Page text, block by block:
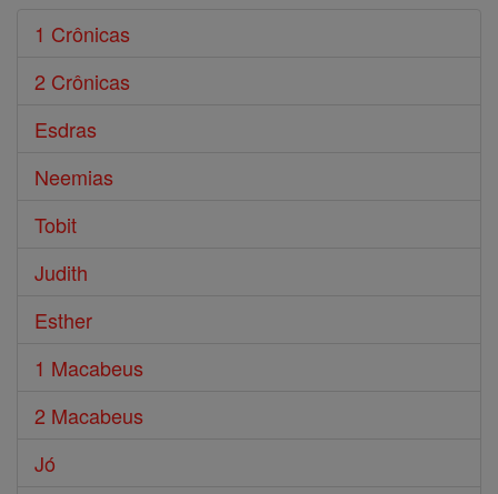
1 Crônicas
2 Crônicas
Esdras
Neemias
Tobit
Judith
Esther
1 Macabeus
2 Macabeus
Jó